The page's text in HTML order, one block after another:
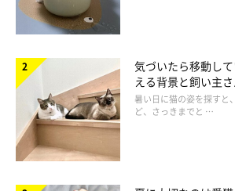
「涙やけをつくる分泌物は涙です」
――どのようなことが原因となって、涙やけ
か。
岡本先生：
「目の病気で涙が過剰に出ている猫は涙や
かの原因としては、鼻涙管（びるいかん）
気づいたら移動し
える背景と飼い主
医師が解説
暑い日に猫の姿を探すと
ど、さっきまでと …